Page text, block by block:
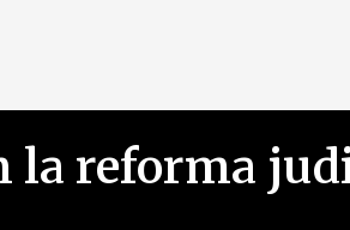
la reforma